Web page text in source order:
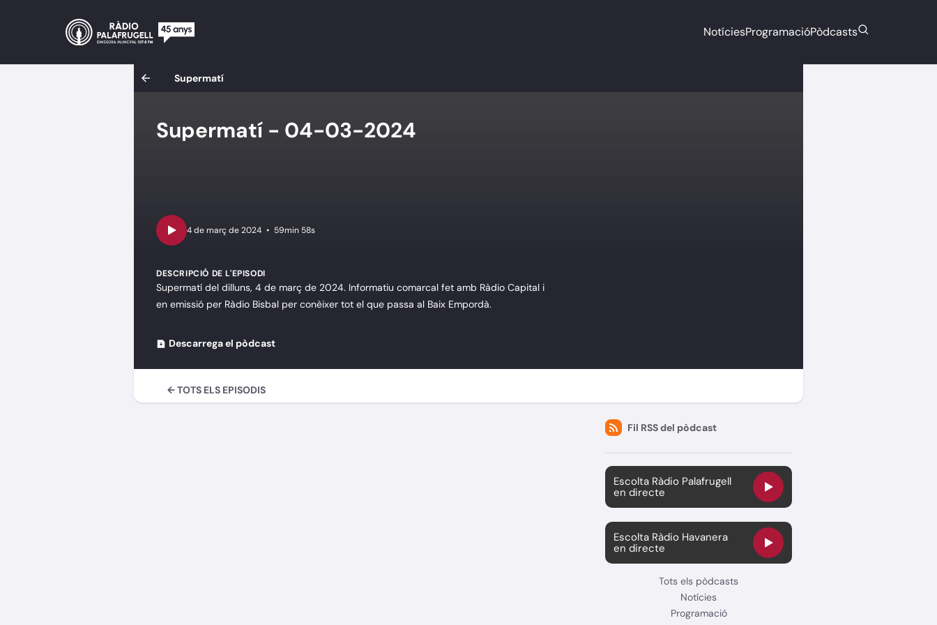
NotíciesProgramacióPòdcasts
Supermatí
Supermatí - 04-03-2024
• 59min 58s
DESCRIPCIÓ DE L'EPISODI
Supermatí del dilluns, 4 de març de 2024. Informatiu comarcal fet amb Ràdio Capital i
en emissió per Ràdio Bisbal per conèixer tot el que passa al Baix Empordà.
Descarrega el pòdcast
← TOTS ELS EPISODIS
Fil RSS del pòdcast
Escolta Ràdio Palafrugell
en directe
Escolta Ràdio Havanera
en directe
Tots els pòdcasts
Notícies
Programació